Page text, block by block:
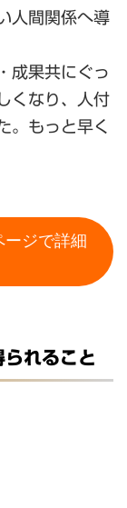
人間関係へ導
成果共にぐっ
くなり、人付
。もっと早く
ージで詳細
れること